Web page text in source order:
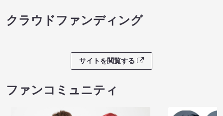
クラウドファンディング
サイトを閲覧する
ファンコミュニティ